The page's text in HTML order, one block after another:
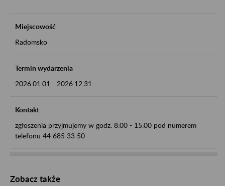
Miejscowość
Radomsko
Termin wydarzenia
2026.01.01 - 2026.12.31
Kontakt
zgłoszenia przyjmujemy w godz. 8:00 - 15:00 pod numerem
telefonu 44 685 33 50
Zobacz także